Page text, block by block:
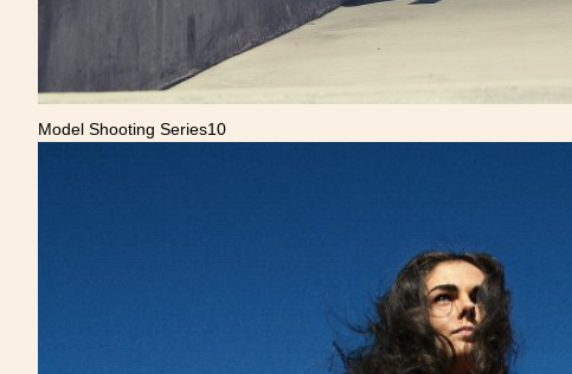
Model Shooting Series10